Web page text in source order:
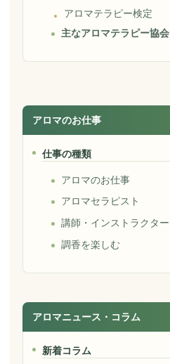
アロマテラピー検定
主なアロマテラピー協会
アロマのお仕事
仕事の種類
アロマのお仕事
アロマセラピスト
講師・インストラクター
調香を楽しむ
アロマニュース・コラム
新着コラム